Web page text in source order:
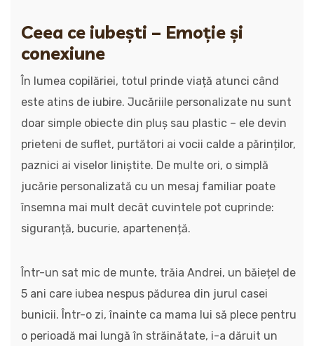
Ceea ce iubești – Emoție și
conexiune
În lumea copilăriei, totul prinde viață atunci când
este atins de iubire. Jucăriile personalizate nu sunt
doar simple obiecte din pluș sau plastic – ele devin
prieteni de suflet, purtători ai vocii calde a părinților,
paznici ai viselor liniștite. De multe ori, o simplă
jucărie personalizată cu un mesaj familiar poate
însemna mai mult decât cuvintele pot cuprinde:
siguranță, bucurie, apartenență.
Într-un sat mic de munte, trăia Andrei, un băiețel de
5 ani care iubea nespus pădurea din jurul casei
bunicii. Într-o zi, înainte ca mama lui să plece pentru
o perioadă mai lungă în străinătate, i-a dăruit un